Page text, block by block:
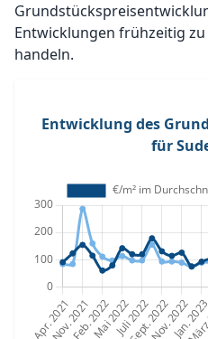
Entwicklungen frühzeitig
handeln.
Entwicklung des
für